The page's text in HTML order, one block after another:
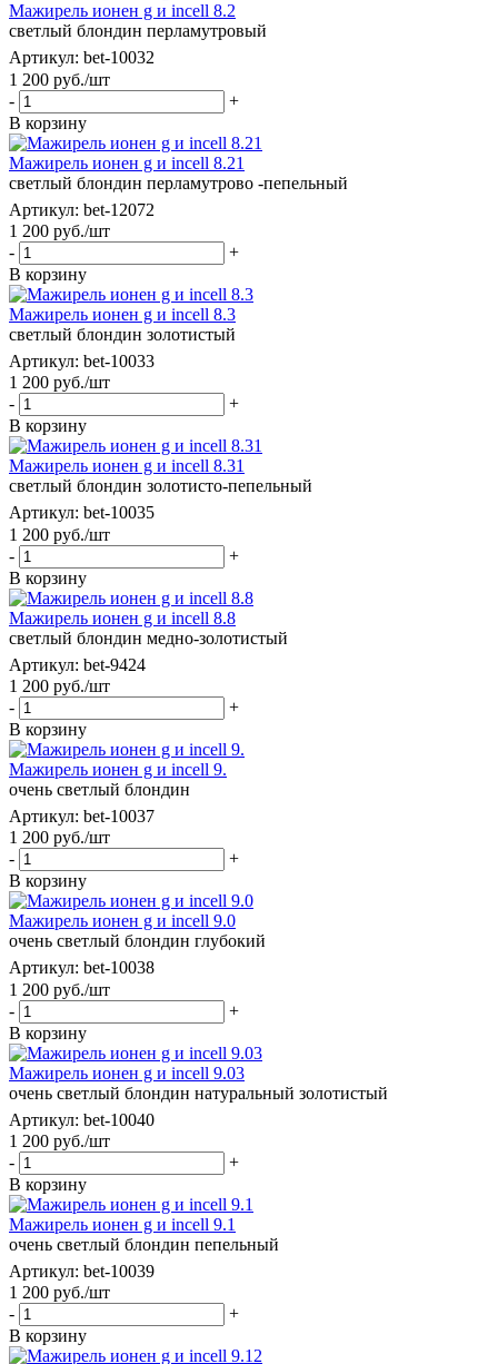
Мажирель ионен g и incell 8.2
светлый блондин перламутровый
Артикул: bet-10032
1 200 руб./шт
-
+
В корзину
Мажирель ионен g и incell 8.21
светлый блондин перламутрово -пепельный
Артикул: bet-12072
1 200 руб./шт
-
+
В корзину
Мажирель ионен g и incell 8.3
светлый блондин золотистый
Артикул: bet-10033
1 200 руб./шт
-
+
В корзину
Мажирель ионен g и incell 8.31
светлый блондин золотисто-пепельный
Артикул: bet-10035
1 200 руб./шт
-
+
В корзину
Мажирель ионен g и incell 8.8
светлый блондин медно-золотистый
Артикул: bet-9424
1 200 руб./шт
-
+
В корзину
Мажирель ионен g и incell 9.
очень светлый блондин
Артикул: bet-10037
1 200 руб./шт
-
+
В корзину
Мажирель ионен g и incell 9.0
очень светлый блондин глубокий
Артикул: bet-10038
1 200 руб./шт
-
+
В корзину
Мажирель ионен g и incell 9.03
очень светлый блондин натуральный золотистый
Артикул: bet-10040
1 200 руб./шт
-
+
В корзину
Мажирель ионен g и incell 9.1
очень светлый блондин пепельный
Артикул: bet-10039
1 200 руб./шт
-
+
В корзину